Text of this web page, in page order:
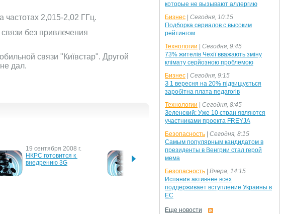
частотах 2,015-2,02 ГГц.
без привлечения
связи "Київстар". Другой
дал.
19 сентября 2008 г.
НКРС готовится к
внедрению 3G
31 июля 2008 г.
НКРС выступает за
отмену лицензирования
которые не вызывают аллергию
Бизнес
Сегодня, 10:15
Подборка сериалов с высоким
рейтингом
Технологии
Сегодня, 9:45
73% жителів Чехії вважають зміну
клімату серйозною проблемою
Бизнес
Сегодня, 9:15
З 1 вересня на 20% підвищується
заробітна плата педагогів
Технологии
Сегодня, 8:45
Зеленский: Уже 10 стран являются
участниками проекта FREYJA
Безопасность
Сегодня, 8:15
Самым популярным кандидатом в
президенты в Венгрии стал герой
мема
Безопасность
Вчера, 14:15
Испания активнее всех
поддерживает вступление Украины в
ЕС
Еще новости